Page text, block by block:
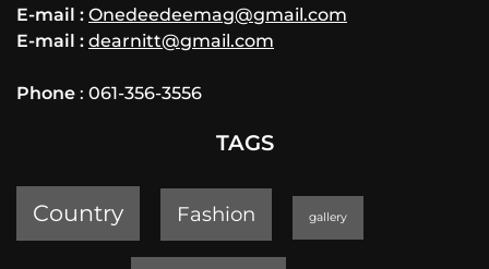
E-mail : Onedeedeemag@gmail.com
E-mail : dearnitt@gmail.com
Phone : 061-356-3556
TAGS
Country Fashion gallery